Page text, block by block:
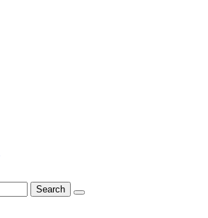
Search